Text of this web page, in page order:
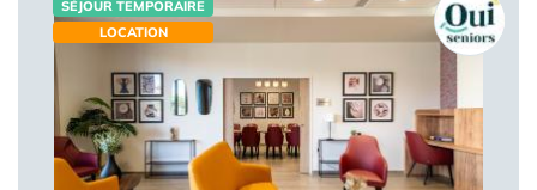
SÉJOUR TEMPORAIRE
LOCATION